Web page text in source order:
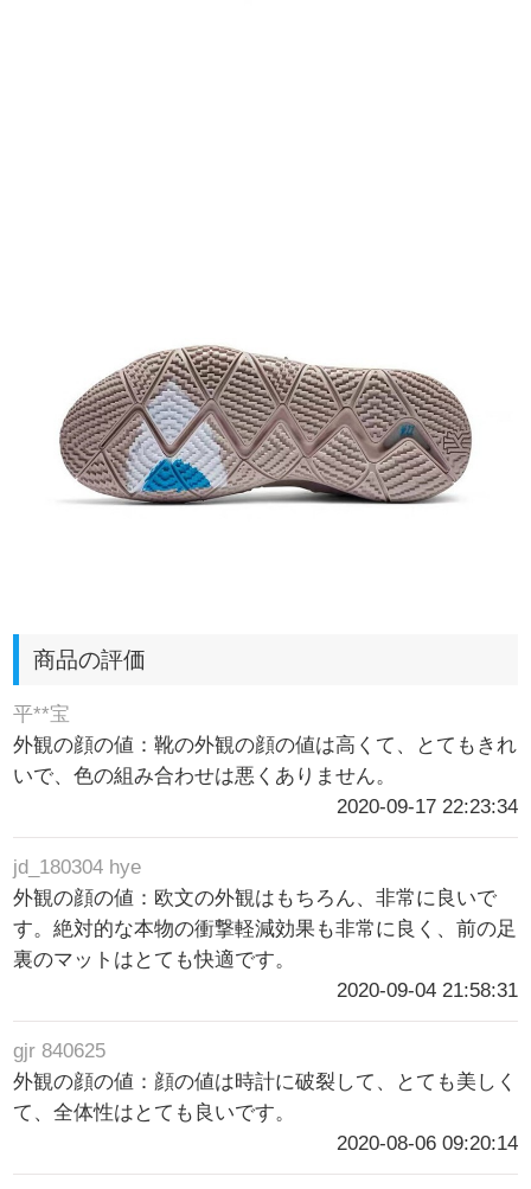
商品の評価
平**宝
外観の顔の値：靴の外観の顔の値は高くて、とてもきれ
いで、色の組み合わせは悪くありません。
2020-09-17 22:23:34
jd_180304 hye
外観の顔の値：欧文の外観はもちろん、非常に良いで
す。絶対的な本物の衝撃軽減効果も非常に良く、前の足
裏のマットはとても快適です。
2020-09-04 21:58:31
gjr 840625
外観の顔の値：顔の値は時計に破裂して、とても美しく
て、全体性はとても良いです。
2020-08-06 09:20:14